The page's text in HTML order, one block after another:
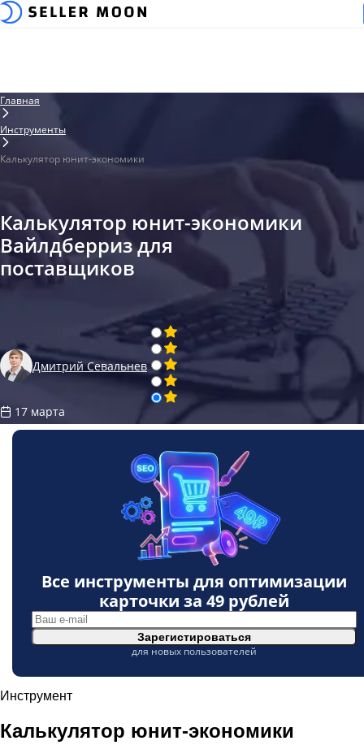
Главная
Инструменты
Калькулятор юнит-экономики
Калькулятор юнит-экономики
Вайлдберриз для
поставщиков
Дмитрий Севальнев
17 марта
Инструмент
Калькулятор юнит-экономики
Все инструменты для оптимизации
карточки за 49 рублей
Зарегистироваться
для новых пользователей